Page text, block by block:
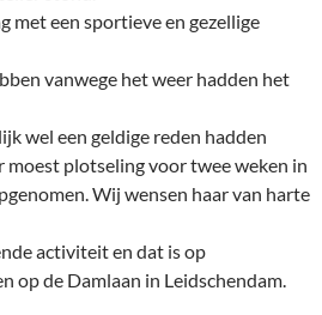
met een sportieve en gezellige
vanwege het weer hadden het
wel een geldige reden hadden
moest plotseling voor twee weken in
Wij wensen haar van harte
activiteit en dat is op
op de Damlaan in Leidschendam.